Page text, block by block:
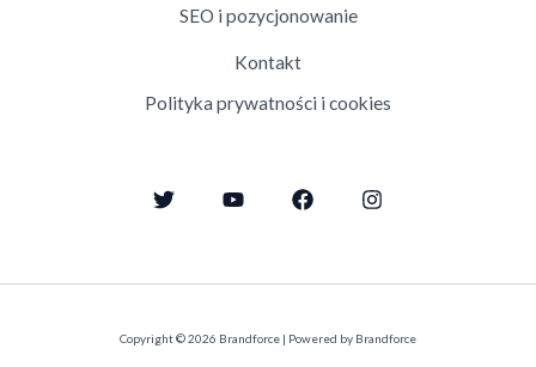
SEO i pozycjonowanie
Kontakt
Polityka prywatności i cookies
Copyright © 2026 Brandforce | Powered by Brandforce